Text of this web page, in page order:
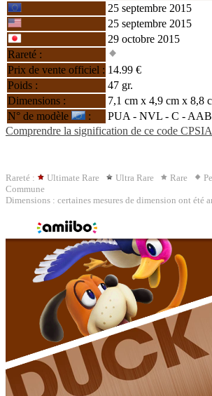
25 septembre 2015
25 septembre 2015
29 octobre 2015
Rareté :
Prix de vente officiel : 14.99 €
Poids :
47 gr.
Dimensions :
7,1 cm x 4,9 cm x 8,8
N° de modèle
: PUA - NVL - C -
Comprendre la signification de ce code
Rareté : Ultimate Rare Ultra Rare Rare
Commune
Dimensions : certaines mesures de dimension ont été